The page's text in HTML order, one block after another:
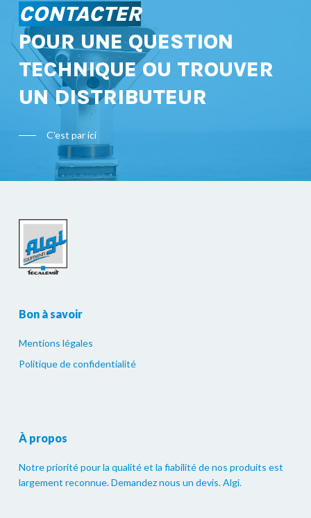
CONTACTER
POUR UNE QUESTION
TECHNIQUE OU TROUVER
UN DISTRIBUTEUR
C'est par ici
Bon à savoir
Mentions légales
Politique de confidentialité
À propos
Notre priorité pour la qualité et la fiabilité de nos produits est
largement reconnue. Demandez nous un devis. Algi.